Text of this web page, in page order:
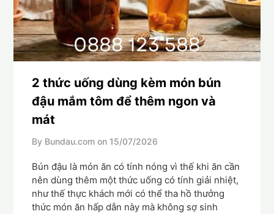
2 thức uống dùng kèm món bún
đậu mắm tôm để thêm ngon và
mát
By Bundau.com on 15/07/2026
Bún đậu là món ăn có tính nóng vì thế khi ăn cần
nên dùng thêm một thức uống có tính giải nhiệt,
như thế thực khách mới có thể tha hồ thưởng
thức món ăn hấp dẫn này mà không sợ sinh